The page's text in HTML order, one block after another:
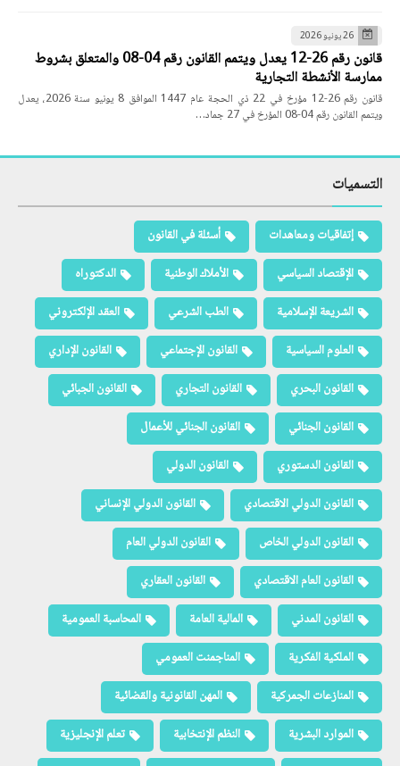
26 يونيو 2026
قانون رقم 26-12 يعدل ويتمم القانون رقم 04-08 والمتعلق بشروط
ممارسة الأنشطة التجارية
قانون رقم 26-12 مؤرخ في 22 ذي الحجة عام 1447 الموافق 8 يونيو سنة 2026، يعدل
ويتمم القانون رقم 04-08 المؤرخ في 27 جماد…
التسميات
إتفاقيات ومعاهدات
أسئلة في القانون
الإقتصاد السياسي
الأملاك الوطنية
الدكتوراه
الشريعة الإسلامية
الطب الشرعي
العقد الإلكتروني
العلوم السياسية
القانون الإجتماعي
القانون الإداري
القانون البحري
القانون التجاري
القانون الجبائي
القانون الجنائي
القانون الجنائي للأعمال
القانون الدستوري
القانون الدولي
القانون الدولي الاقتصادي
القانون الدولي الإنساني
القانون الدولي الخاص
القانون الدولي العام
القانون العام الاقتصادي
القانون العقاري
القانون المدني
المالية العامة
المحاسبة العمومية
الملكية الفكرية
المناجمنت العمومي
المنازعات الجمركية
المهن القانونية والقضائية
الموارد البشرية
النظم الإنتخابية
تعلم الإنجليزية